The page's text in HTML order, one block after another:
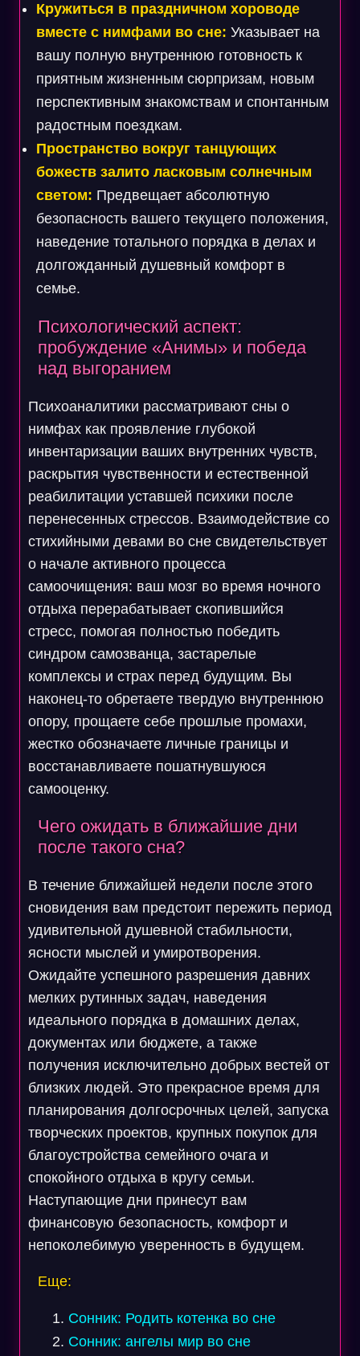
Кружиться в праздничном хороводе
вместе с нимфами во сне: Указывает на
вашу полную внутреннюю готовность к
приятным жизненным сюрпризам, новым
перспективным знакомствам и спонтанным
радостным поездкам.
Пространство вокруг танцующих
божеств залито ласковым солнечным
светом: Предвещает абсолютную
безопасность вашего текущего положения,
наведение тотального порядка в делах и
долгожданный душевный комфорт в
семье.
Психологический аспект:
пробуждение «Анимы» и победа
над выгоранием
Психоаналитики рассматривают сны о
нимфах как проявление глубокой
инвентаризации ваших внутренних чувств,
раскрытия чувственности и естественной
реабилитации уставшей психики после
перенесенных стрессов. Взаимодействие со
стихийными девами во сне свидетельствует
о начале активного процесса
самоочищения: ваш мозг во время ночного
отдыха перерабатывает скопившийся
стресс, помогая полностью победить
синдром самозванца, застарелые
комплексы и страх перед будущим. Вы
наконец-то обретаете твердую внутреннюю
опору, прощаете себе прошлые промахи,
жестко обозначаете личные границы и
восстанавливаете пошатнувшуюся
самооценку.
Чего ожидать в ближайшие дни
после такого сна?
В течение ближайшей недели после этого
сновидения вам предстоит пережить период
удивительной душевной стабильности,
ясности мыслей и умиротворения.
Ожидайте успешного разрешения давних
мелких рутинных задач, наведения
идеального порядка в домашних делах,
документах или бюджете, а также
получения исключительно добрых вестей от
близких людей. Это прекрасное время для
планирования долгосрочных целей, запуска
творческих проектов, крупных покупок для
благоустройства семейного очага и
спокойного отдыха в кругу семьи.
Наступающие дни принесут вам
финансовую безопасность, комфорт и
непоколебимую уверенность в будущем.
Еще:
Сонник: Родить котенка во сне
Сонник: ангелы мир во сне